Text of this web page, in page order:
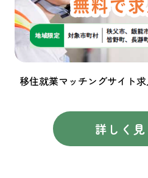
移住就業マッチングサイト
詳しく見